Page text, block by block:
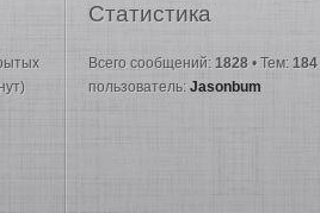
Статистика
Всего сообщений: 1828 • Тем: 184
пользователь: Jasonbum